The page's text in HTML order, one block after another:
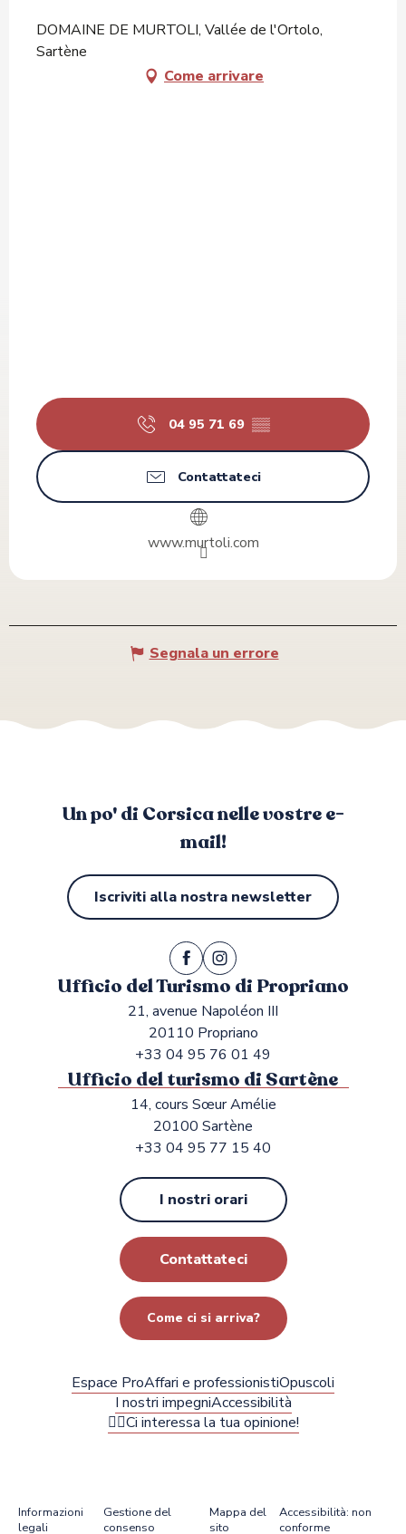
DOMAINE DE MURTOLI, Vallée de l'Ortolo,
Sartène
Come arrivare
04 95 71 69 ▒▒
Contattateci
www.murtoli.com
Segnala un errore
Un po' di Corsica nelle vostre e-
mail!
Iscriviti alla nostra newsletter
Ufficio del Turismo di Propriano
21, avenue Napoléon III
20110 Propriano
+33 04 95 76 01 49
Ufficio del turismo di Sartène
14, cours Sœur Amélie
20100 Sartène
+33 04 95 77 15 40
I nostri orari
Contattateci
Come ci si arriva?
Espace ProAffari e professionistiOpuscoli
I nostri impegniAccessibilità
✍🏻Ci interessa la tua opinione!
Informazioni
legali
Gestione del
consenso
Mappa del
sito
Accessibilità: non
conforme